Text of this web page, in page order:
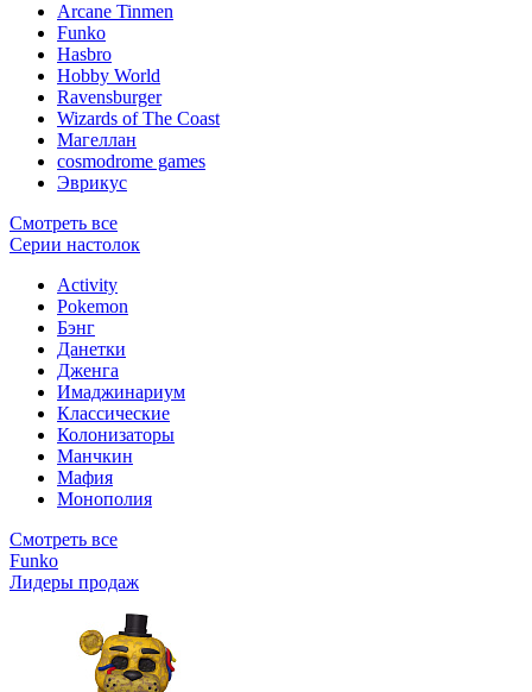
Arcane Tinmen
Funko
Hasbro
Hobby World
Ravensburger
Wizards of The Coast
Магеллан
сosmodrome games
Эврикус
Смотреть все
Серии настолок
Activity
Pokemon
Бэнг
Данетки
Дженга
Имаджинариум
Классические
Колонизаторы
Манчкин
Мафия
Монополия
Смотреть все
Funko
Лидеры продаж